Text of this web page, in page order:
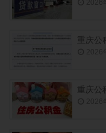
重庆公
重庆公